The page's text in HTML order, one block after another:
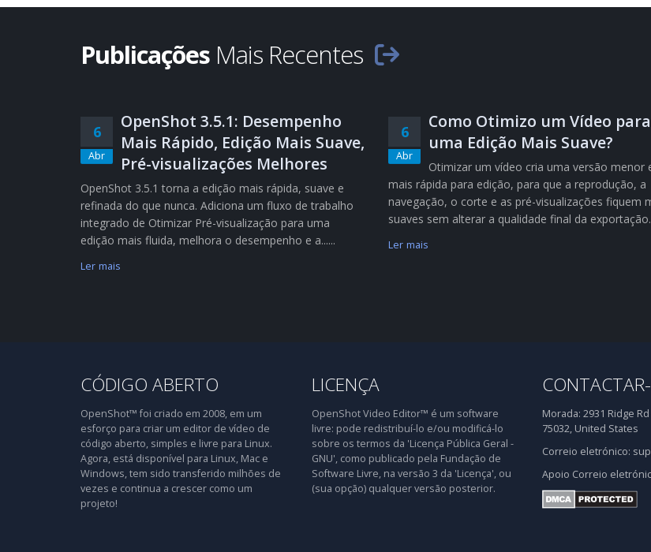
Publicações Mais Recentes
6
Abr
OpenShot 3.5.1: Desempenho
Mais Rápido, Edição Mais Suave,
Pré-visualizações Melhores
OpenShot 3.5.1 torna a edição mais rápida, suave e
refinada do que nunca. Adiciona um fluxo de trabalho
integrado de Otimizar Pré-visualização para uma
edição mais fluida, melhora o desempenho e a......
Ler mais
6
Abr
Como Otimizo um Vídeo para
uma Edição Mais Suave?
Otimizar um vídeo cria uma versão menor
mais rápida para edição, para que a reprodução, a
navegação, o corte e as pré-visualizações fiquem
suaves sem alterar a qualidade final da
Ler mais
CÓDIGO ABERTO
OpenShot™ foi criado em 2008, em um
esforço para criar um editor de vídeo de
código aberto, simples e livre para Linux.
Agora, está disponível para Linux, Mac e
Windows, tem sido transferido milhões de
vezes e continua a crescer como um
projeto!
LICENÇA
OpenShot Video Editor™ é um software
livre: pode redistribuí-lo e/ou modificá-lo
sobre os termos da 'Licença Pública Geral -
GNU', como publicado pela Fundação de
Software Livre, na versão 3 da 'Licença', ou
(sua opção) qualquer versão posterior.
Morada: 2931 Ridge
75032, United States
Correio eletrónico:
Apoio Correio